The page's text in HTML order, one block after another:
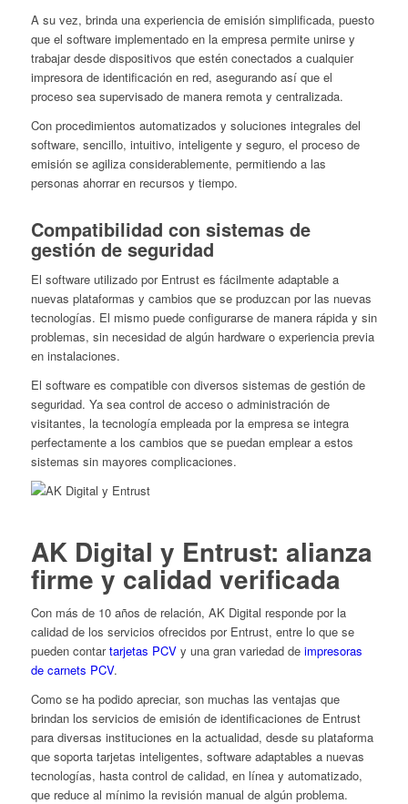
A su vez, brinda una experiencia de emisión simplificada, puesto
que el software implementado en la empresa permite unirse y
trabajar desde dispositivos que estén conectados a cualquier
impresora de identificación en red, asegurando así que el
proceso sea supervisado de manera remota y centralizada.
Con procedimientos automatizados y soluciones integrales del
software, sencillo, intuitivo, inteligente y seguro, el proceso de
emisión se agiliza considerablemente, permitiendo a las
personas ahorrar en recursos y tiempo.
Compatibilidad con sistemas de
gestión de seguridad
El software utilizado por Entrust es fácilmente adaptable a
nuevas plataformas y cambios que se produzcan por las nuevas
tecnologías. El mismo puede configurarse de manera rápida y sin
problemas, sin necesidad de algún hardware o experiencia previa
en instalaciones.
El software es compatible con diversos sistemas de gestión de
seguridad. Ya sea control de acceso o administración de
visitantes, la tecnología empleada por la empresa se integra
perfectamente a los cambios que se puedan emplear a estos
sistemas sin mayores complicaciones.
AK Digital y Entrust: alianza
firme y calidad verificada
Con más de 10 años de relación, AK Digital responde por la
calidad de los servicios ofrecidos por Entrust, entre lo que se
pueden contartarjetas PCVy una gran variedad de impresoras
de carnets PCV.
Como se ha podido apreciar, son muchas las ventajas que
brindan los servicios de emisión de identificaciones de Entrust
para diversas instituciones en la actualidad, desde su plataforma
que soporta tarjetas inteligentes, software adaptables a nuevas
tecnologías, hasta control de calidad, en línea y automatizado,
que reduce al mínimo la revisión manual de algún problema.